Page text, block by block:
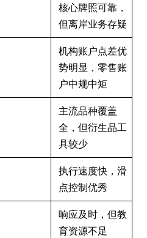
核心牌照可靠，
但离岸业务存疑
机构账户点差优
势明显，零售账
户中规中矩
主流品种覆盖
全，但衍生品工
具较少
执行速度快，滑
点控制优秀
响应及时，但教
育资源不足